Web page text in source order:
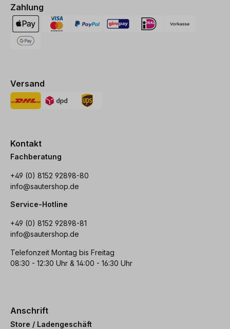
Zahlung
Versand
Kontakt
Fachberatung
+49 (0) 8152 92898-80
info@sautershop.de
Service-Hotline
+49 (0) 8152 92898-81
info@sautershop.de
Telefonzeit Montag bis Freitag
08:30 - 12:30 Uhr & 14:00 - 16:30 Uhr
Anschrift
Store / Ladengeschäft